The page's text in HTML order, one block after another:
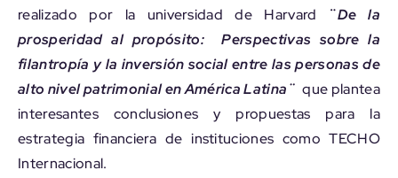
realizado por la universidad de Harvard ¨De la
prosperidad al propósito: Perspectivas sobre la
filantropía y la inversión social entre las personas de
alto nivel patrimonial en América Latina¨que plantea
interesantes conclusiones y propuestas para la
estrategia financiera de instituciones como TECHO
Internacional.